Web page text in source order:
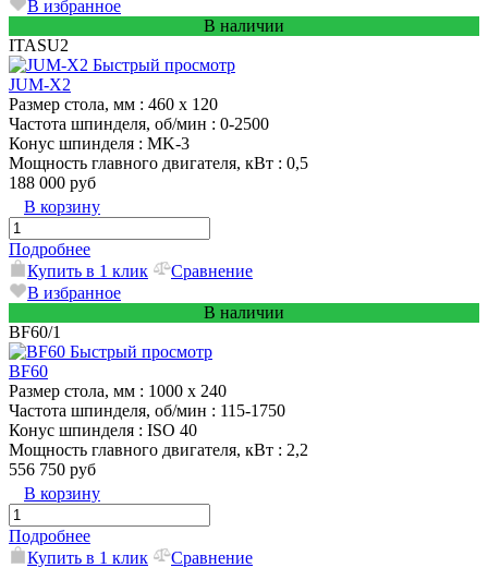
В избранное
В наличии
ITASU2
Быстрый просмотр
JUM-X2
Размер стола, мм : 460 x 120
Частота шпинделя, об/мин : 0-2500
Конус шпинделя : MK-3
Мощность главного двигателя, кВт : 0,5
188 000 руб
В корзину
Подробнее
Купить в 1 клик
Сравнение
В избранное
В наличии
BF60/1
Быстрый просмотр
BF60
Размер стола, мм : 1000 х 240
Частота шпинделя, об/мин : 115-1750
Конус шпинделя : ISO 40
Мощность главного двигателя, кВт : 2,2
556 750 руб
В корзину
Подробнее
Купить в 1 клик
Сравнение